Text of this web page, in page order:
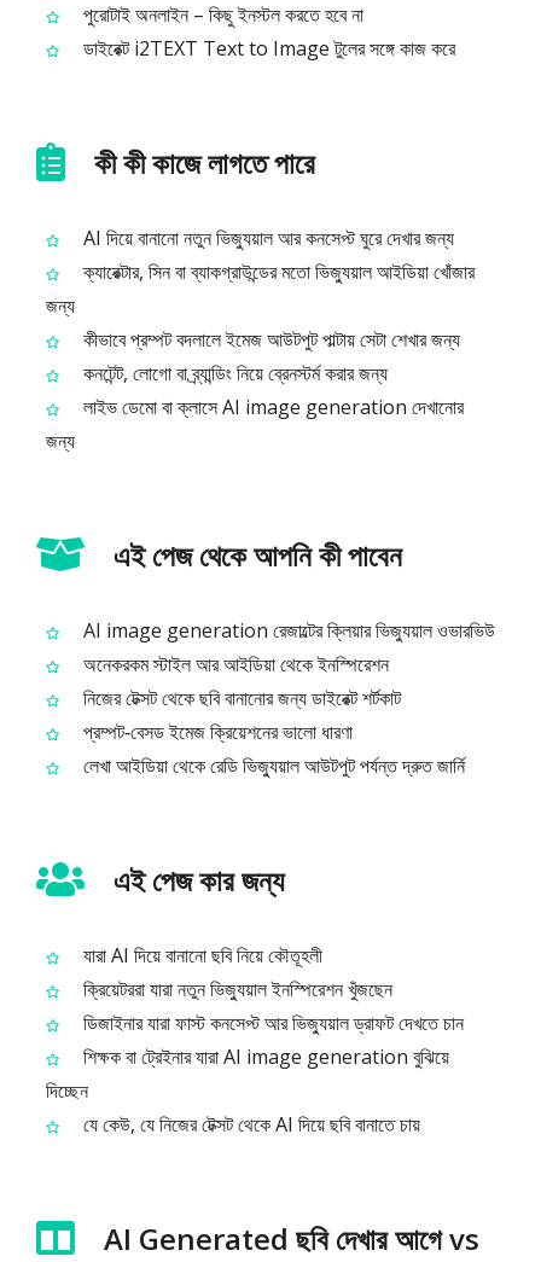
পুরোটাই অনলাইন – কিছু ইনস্টল করতে হবে না
ডাইরেক্ট i2TEXT Text to Image টুলের সঙ্গে কাজ করে
কী কী কাজে লাগতে পারে
AI দিয়ে বানানো নতুন ভিজ্যুয়াল আর কনসেপ্ট ঘুরে দেখার জন্য
ক্যারেক্টার, সিন বা ব্যাকগ্রাউন্ডের মতো ভিজ্যুয়াল আইডিয়া খোঁজার
জন্য
কীভাবে প্রম্পট বদলালে ইমেজ আউটপুট পাল্টায় সেটা শেখার জন্য
কনটেন্ট, লোগো বা ব্র্যান্ডিং নিয়ে ব্রেনস্টর্ম করার জন্য
লাইভ ডেমো বা ক্লাসে AI image generation দেখানোর
জন্য
এই পেজ থেকে আপনি কী পাবেন
AI image generation রেজাল্টের ক্লিয়ার ভিজ্যুয়াল ওভারভিউ
অনেকরকম স্টাইল আর আইডিয়া থেকে ইনস্পিরেশন
নিজের টেক্সট থেকে ছবি বানানোর জন্য ডাইরেক্ট শর্টকাট
প্রম্পট‑বেসড ইমেজ ক্রিয়েশনের ভালো ধারণা
লেখা আইডিয়া থেকে রেডি ভিজ্যুয়াল আউটপুট পর্যন্ত দ্রুত জার্নি
এই পেজ কার জন্য
যারা AI দিয়ে বানানো ছবি নিয়ে কৌতূহলী
ক্রিয়েটররা যারা নতুন ভিজ্যুয়াল ইনস্পিরেশন খুঁজছেন
ডিজাইনার যারা ফাস্ট কনসেপ্ট আর ভিজ্যুয়াল ড্রাফট দেখতে চান
শিক্ষক বা ট্রেইনার যারা AI image generation বুঝিয়ে
দিচ্ছেন
যে কেউ, যে নিজের টেক্সট থেকে AI দিয়ে ছবি বানাতে চায়
AI Generated ছবি দেখার আগে vs